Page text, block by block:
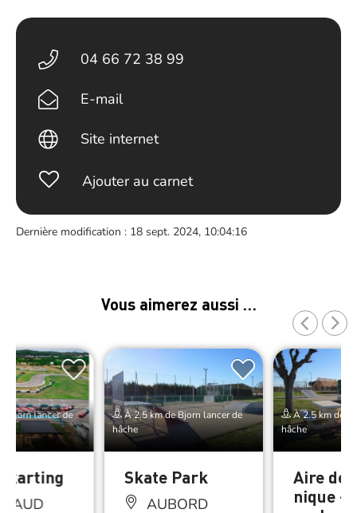
04 66 72 38 99
E-mail
Site internet
Ajouter au carnet
Dernière modification : 18 sept. 2024, 10:04:16
Vous aimerez aussi …
Bjorn lancer de
karting
À 2.5 km de Bjorn lancer de
hâche
Skate Park
AUBORD
À 2.5 km de
hâche
Aire de
nique –